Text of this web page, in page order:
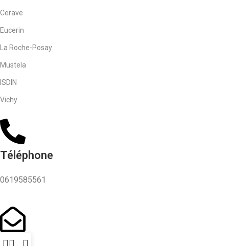
Cerave
Eucerin
La Roche-Posay
Mustela
ISDIN
Vichy
Téléphone
0619585561
Email